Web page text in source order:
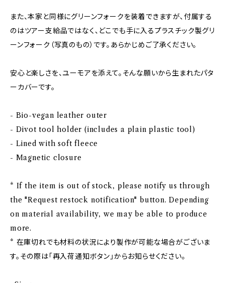
また、本家と同様にグリーンフォークを装着できますが、付属する
のはツアー支給品ではなく、どこでも手に入るプラスチック製グリ
ーンフォーク（写真のもの）です。あらかじめご了承ください。
安心と楽しさを、ユーモアを添えて。そんな願いから生まれたパタ
ーカバーです。
- Bio-vegan leather outer
- Divot tool holder (includes a plain plastic tool)
- Lined with soft fleece
- Magnetic closure
* If the item is out of stock, please notify us through
the "Request restock notification" button. Depending
on material availability, we may be able to produce
more.
* 在庫切れでも材料の状況により製作が可能な場合がございま
す。その際は「再入荷通知ボタン」からお知らせください。